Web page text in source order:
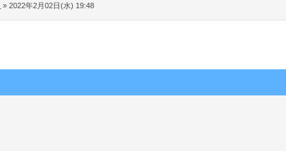
» 2022年2月02日(水) 19:48